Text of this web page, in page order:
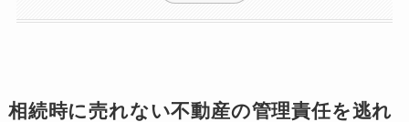
相続時に売れない不動産の管理責任を逃れ